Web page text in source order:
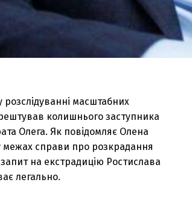
масштабних
колишнього заступника
Олега. Як повідомляє Олена
межах справи про розкрадання
на екстрадицію Ростислава
легально.